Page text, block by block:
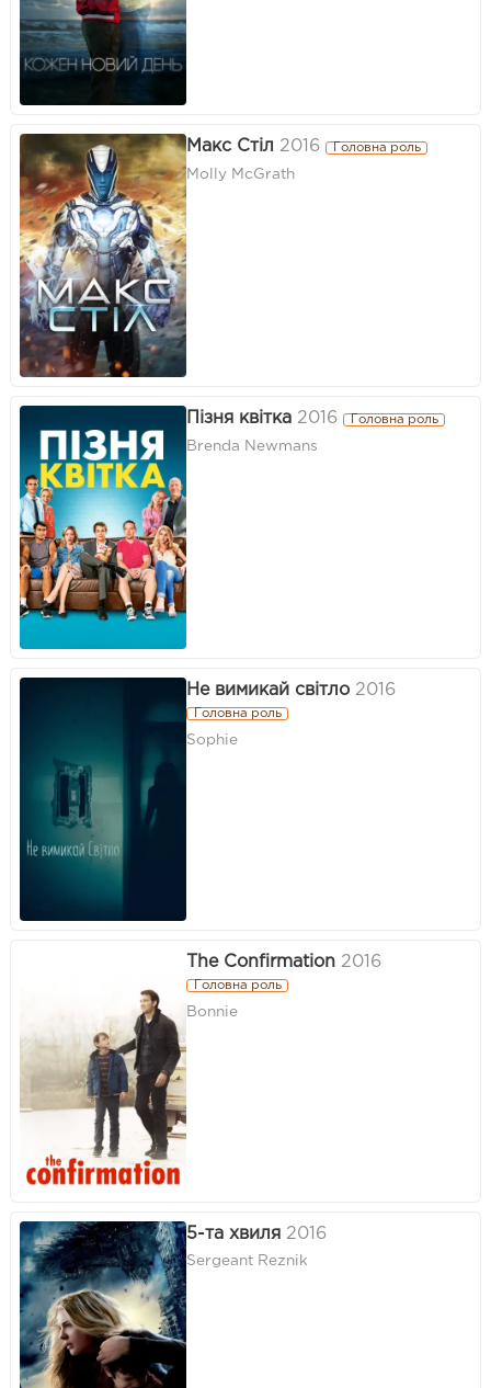
Макс Стіл 2016 Головна роль
Molly McGrath
Пізня квітка 2016 Головна роль
Brenda Newmans
Не вимикай світло 2016
Головна роль
Sophie
The Confirmation 2016
Головна роль
Bonnie
5-та хвиля 2016
Sergeant Reznik